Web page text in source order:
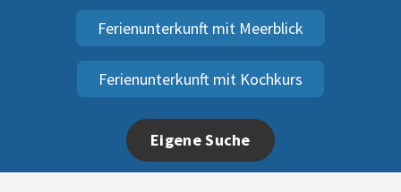
Ferienunterkunft mit Meerblick
Ferienunterkunft mit Kochkurs
Eigene Suche